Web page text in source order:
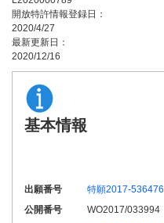
開放特許情報登録日：
2020/4/27
最新更新日：
2020/12/16
基本情報
出願番号
特願2017-536476
公開番号
WO2017/033994